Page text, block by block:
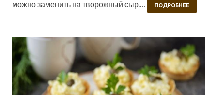
можно заменить на творожный сыр.… ПОДРОБНЕЕ